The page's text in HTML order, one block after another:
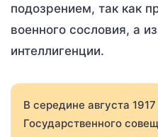
подозрением, так как
военного сословия, а
интеллигенции.
В середине августа
Государственного